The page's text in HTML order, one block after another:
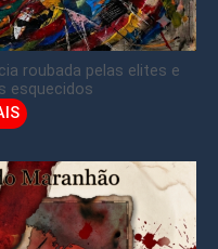
roubada pelas elites e
esquecidos